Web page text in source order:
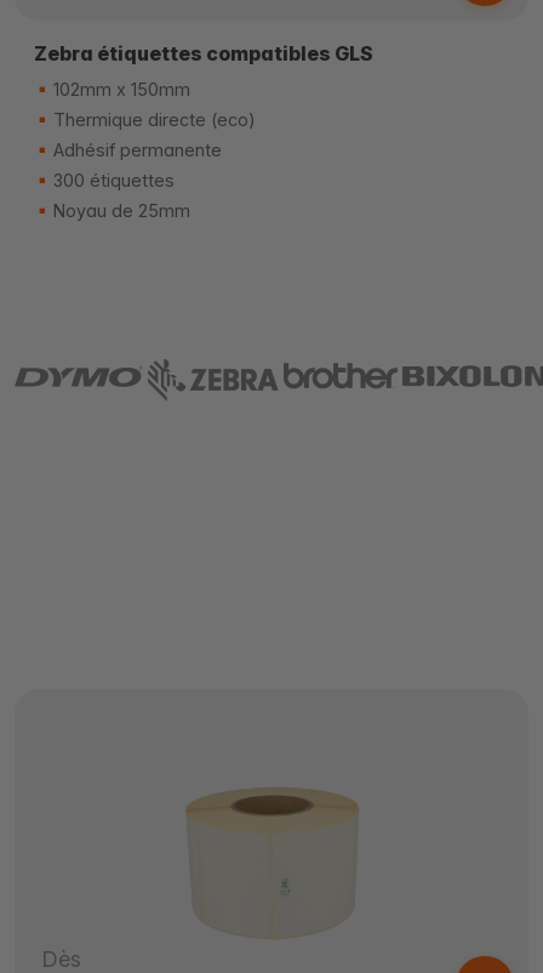
Zebra étiquettes compatibles GLS
102mm x 150mm
Thermique directe (eco)
Adhésif permanente
300 étiquettes
Noyau de 25mm
Dès